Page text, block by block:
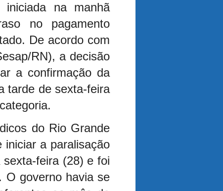
iniciada na manhã
no pagamento
De acordo com
RN), a decisão
a confirmação da
tarde de sexta-feira
do Rio Grande
iniciar a paralisação
feira (28) e foi
O governo havia se